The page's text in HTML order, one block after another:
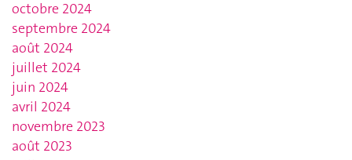
octobre 2024
septembre 2024
août 2024
juillet 2024
juin 2024
avril 2024
novembre 2023
août 2023